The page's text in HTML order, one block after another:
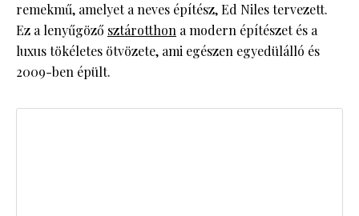
remekmű, amelyet a neves építész, Ed Niles tervezett.
Ez a lenyűgöző sztárotthon a modern építészet és a
luxus tökéletes ötvözete, ami egészen egyedülálló és
2009-ben épült.